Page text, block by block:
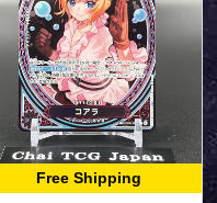
Free Shipping